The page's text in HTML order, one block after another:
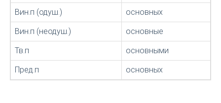
Вин.п (одуш.) основных
Вин.п (неодуш.) основные
Тв.п основными
Пред.п основных